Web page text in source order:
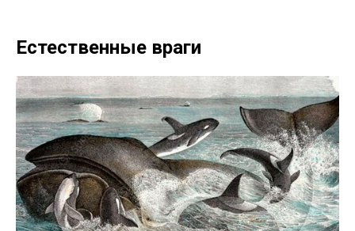
Естественные враги